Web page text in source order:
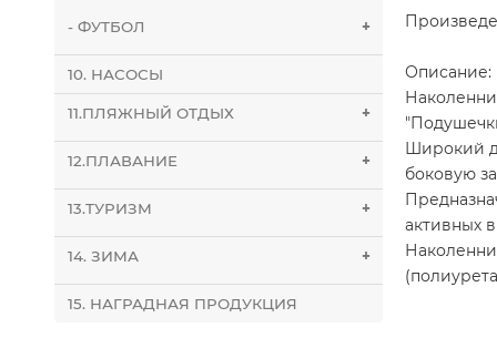
- ФУТБОЛ +
10. НАСОСЫ
11.ПЛЯЖНЫЙ ОТДЫХ +
12.ПЛАВАНИЕ +
13.ТУРИЗМ +
14. ЗИМА +
15. НАГРАДНАЯ ПРОДУКЦИЯ
Описание:
Широкий
боковую
активных